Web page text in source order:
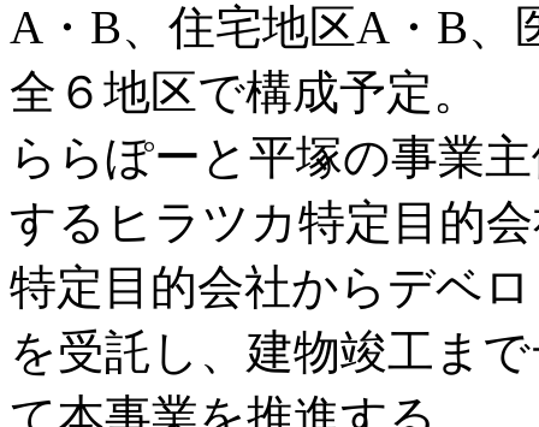
A・B、住宅地区A・B、
全６地区で構成予定。
ららぽーと平塚の事業
するヒラツカ特定目的
特定目的会社からデベ
を受託し、建物竣工ま